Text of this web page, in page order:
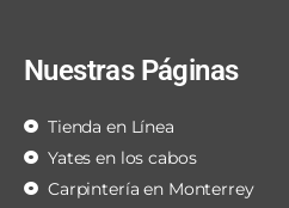
Nuestras Páginas
Tienda en Línea
Yates en los cabos
Carpintería en Monterrey